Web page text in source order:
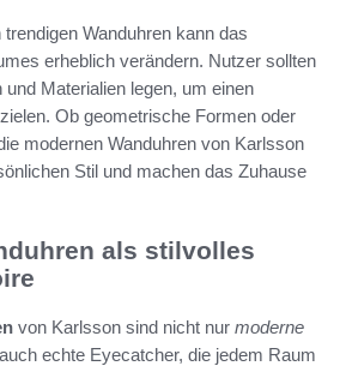
Wanduhren kann das
erheblich verändern. Nutzer sollten
Materialien legen, um einen
Ob geometrische Formen oder
modernen Wanduhren von Karlsson
Stil und machen das Zuhause
als stilvolles
von Karlsson sind nicht nur moderne
echte Eyecatcher, die jedem Raum